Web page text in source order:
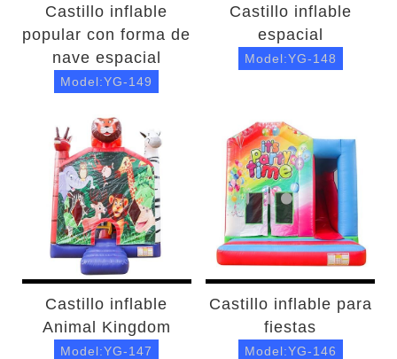
Castillo inflable
popular con forma de
nave espacial
Model:YG-149
Castillo inflable
espacial
Model:YG-148
Castillo inflable
Animal Kingdom
Model:YG-147
Castillo inflable para
fiestas
Model:YG-146